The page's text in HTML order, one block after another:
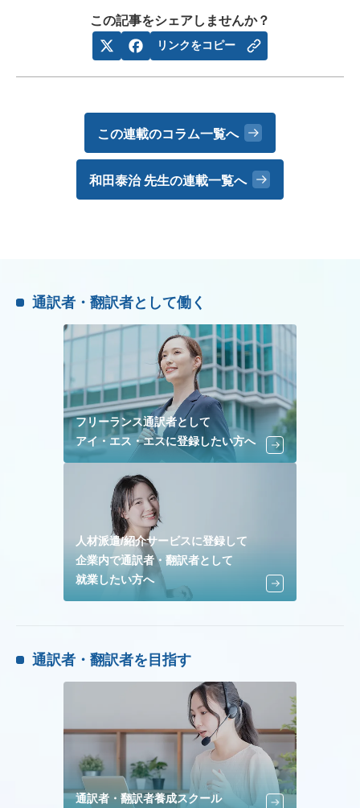
この記事をシェアしませんか？
リンクをコピー
この連載のコラム一覧へ
和田泰治 先生の連載一覧へ
通訳者・翻訳者として働く
フリーランス通訳者として
アイ・エス・エスに登録したい方へ
人材派遣/紹介サービスに登録して
企業内で通訳者・翻訳者として
就業したい方へ
通訳者・翻訳者を目指す
通訳者・翻訳者養成スクール